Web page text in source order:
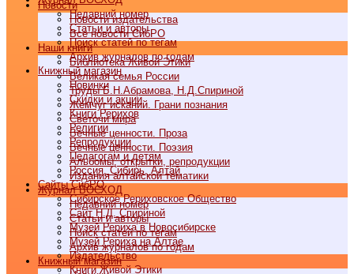
Недавний номер
Статьи и авторы
Поиск статей по тегам
Архив журналов по годам
Книжный магазин
Новинки
Скидки и акции
Книги Рерихов
Религии
Репродукции
Педагогам и детям
Россия, Сибирь, Алтай
Cайты СибРО
Сибирское Рериховское Общество
Сайт Н.Д. Спириной
Музей Рериха в Новосибирске
Музей Рериха на Алтае
Издательство
Книги Живой Этики
Новости
Новости издательства
Все новости СибРО
Наши книги
Библиотека Живой Этики
Великая семья России
Труды Б.Н.Абрамова, Н.Д.Спириной
Жемчуг исканий. Грани познания
Светочи мира
Вечные ценности. Проза
Вечные ценности. Поэзия
Альбомы, открытки, репродукции
Издания алтайской тематики
Журнал ВОСХОД
Недавний номер
Статьи и авторы
Поиск статей по тегам
Архив журналов по годам
Книжный магазин